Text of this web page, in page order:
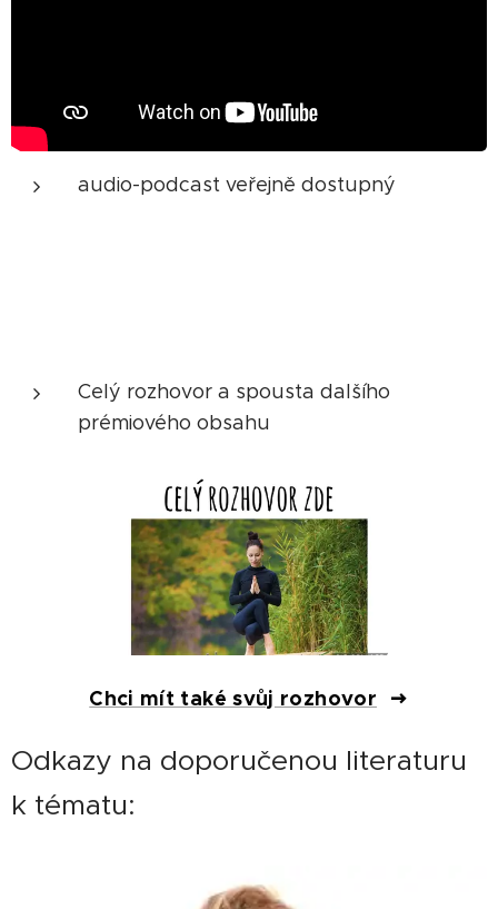
audio-podcast veřejně dostupný
Celý rozhovor a spousta dalšího
prémiového obsahu
Chci mít také svůj rozhovor
Odkazy na doporučenou literaturu
k tématu: